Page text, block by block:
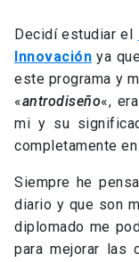
Decidí estudiar el
Innovación ya
este programa y
«antrodiseño«,
mi y su
completamente
Siempre he
diario y que son
diplomado me
para mejorar las